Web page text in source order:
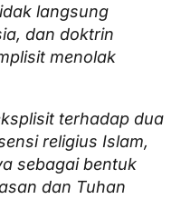
langsung
dan doktrin
menolak
terhadap dua
religius Islam,
sebagai bentuk
dan Tuhan